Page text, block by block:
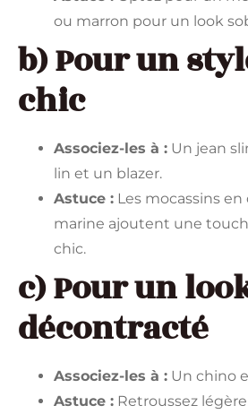
ou marron pour un look
b) Pour un
chic
Associez-les à : Un jean
lin et un blazer.
Astuce : Les mocassins
marine ajoutent une
chic.
c) Pour un
décontracté
Associez-les à : Un chino
Astuce : Retroussez